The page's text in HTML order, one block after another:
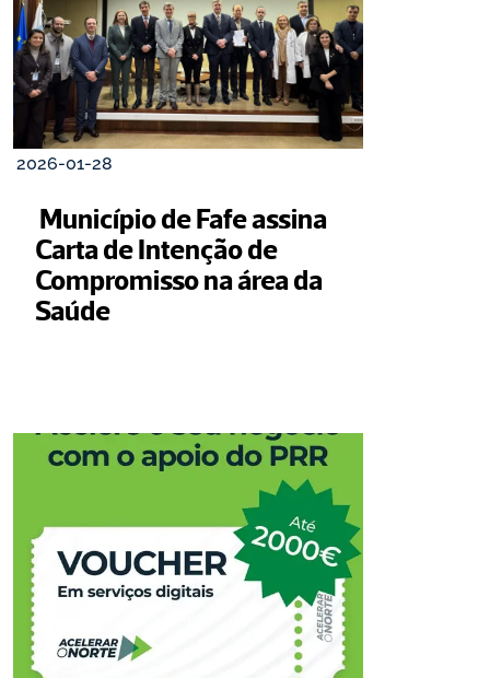
2026-01-28
Município de Fafe assina
Carta de Intenção de
Compromisso na área da
Saúde